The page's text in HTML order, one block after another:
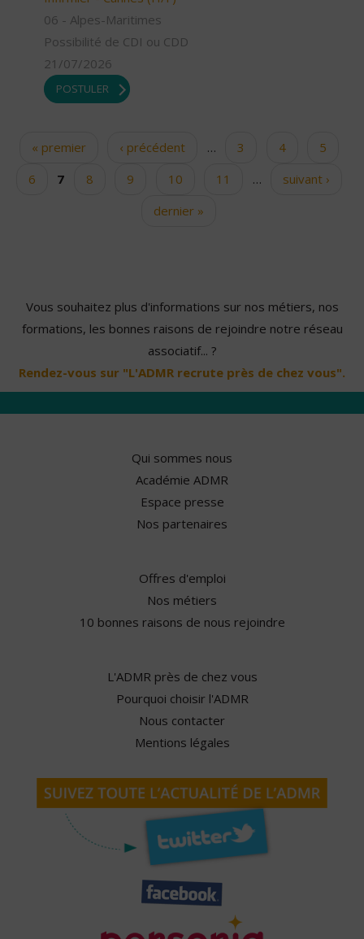
06 - Alpes-Maritimes
Possibilité de CDI ou CDD
21/07/2026
POSTULER
Pages« premier ‹ précédent … 3 4
5
6
7 8 9 10 11 …
suivant ›
dernier »
Vous souhaitez plus d'informations sur nos métiers, nos
formations, les bonnes raisons de rejoindre notre réseau
associatif... ?
Rendez-vous sur "L'ADMR recrute près de chez vous".
Qui sommes nous
Académie ADMR
Espace presse
Nos partenaires
Offres d'emploi
Nos métiers
10 bonnes raisons de nous rejoindre
L'ADMR près de chez vous
Pourquoi choisir l'ADMR
Nous contacter
Mentions légales